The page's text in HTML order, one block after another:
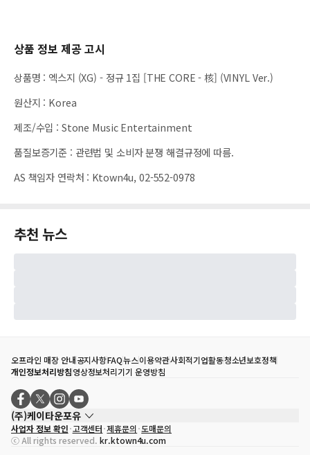
상품 정보 제공 고시
상품명 : 엑스지 (XG) - 정규 1집 [THE CORE - 核] (VINYL Ver.)
원산지 : Korea
제조/수입 : Stone Music Entertainment
품질보증기준 : 관련법 및 소비자 분쟁 해결규정에 따름.
AS 책임자 연락처 : Ktown4u, 02-552-0978
추천 뉴스
오프라인 매장 안내공지사항FAQ뉴스이용약관사회적기업활동청소년보호정책
개인정보처리방침영상정보처리기기 운영방침
(주)케이타운포유
대표자
송효민
사업자등록번호
120-87-71116
사업자 정보 확인 고객센터 제휴문의 도매문의
ⓒ All rights reserved. kr.ktown4u.com